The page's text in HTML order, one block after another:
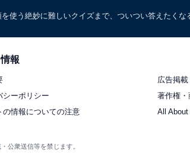
使う絶妙に難しいクイズまで、ついつい答えたくな
報
広告掲載
シーポリシー
著作権
の情報についての注意
All
公衆送信等を禁じます。